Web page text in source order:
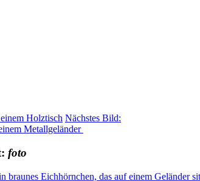
Holztisch Nächstes Bild:
Metallgeländer
foto